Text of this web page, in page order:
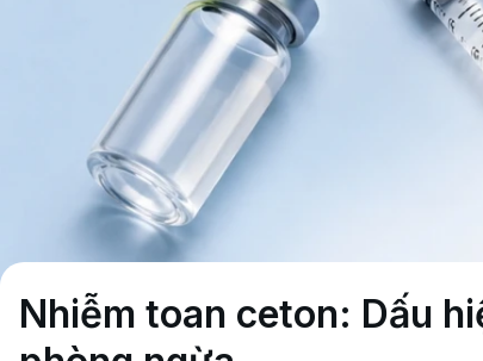
Nhiễm toan ceton: Dấu